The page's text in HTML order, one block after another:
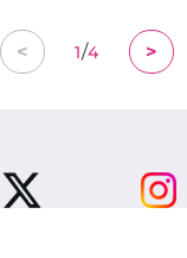
< 1/4 >